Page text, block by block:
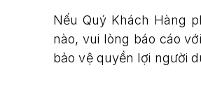
Nếu Quý Khách Hàng
nào, vui lòng báo cáo
bảo vệ quyền lợi người